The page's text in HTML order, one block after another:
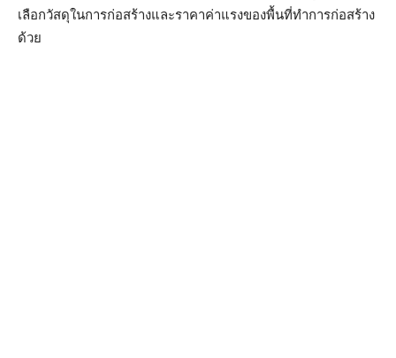
เลือกวัสดุในการก่อสร้างและราคาค่าแรงของพื้นที่ทำการก่อสร้าง
ด้วย